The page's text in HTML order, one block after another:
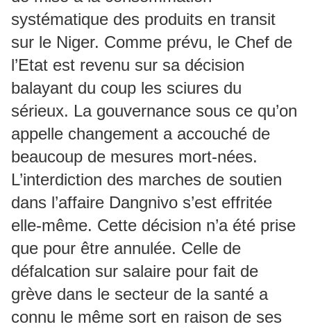
systématique des produits en transit
sur le Niger. Comme prévu, le Chef de
l’Etat est revenu sur sa décision
balayant du coup les sciures du
sérieux. La gouvernance sous ce qu’on
appelle changement a accouché de
beaucoup de mesures mort-nées.
L’interdiction des marches de soutien
dans l’affaire Dangnivo s’est effritée
elle-même. Cette décision n’a été prise
que pour être annulée. Celle de
défalcation sur salaire pour fait de
grève dans le secteur de la santé a
connu le même sort en raison de ses